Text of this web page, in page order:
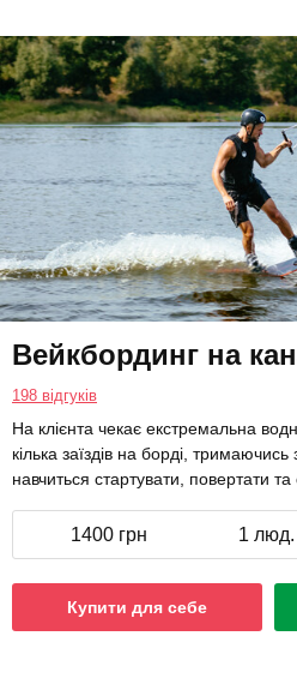
Вейкбординг на
198 відгуків
На клієнта чекає екстремальна
кілька заїздів на борді,
навчиться стартувати, повертати
1400 грн 1 люд.
Купити для себе